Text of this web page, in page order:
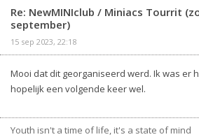
Re: NewMINIclub / Miniacs Tourrit
september)
15 sep 2023, 22:18
Mooi dat dit georganiseerd werd. Ik was er
hopelijk een volgende keer wel.
Youth isn't a time of life, it's a state of mind